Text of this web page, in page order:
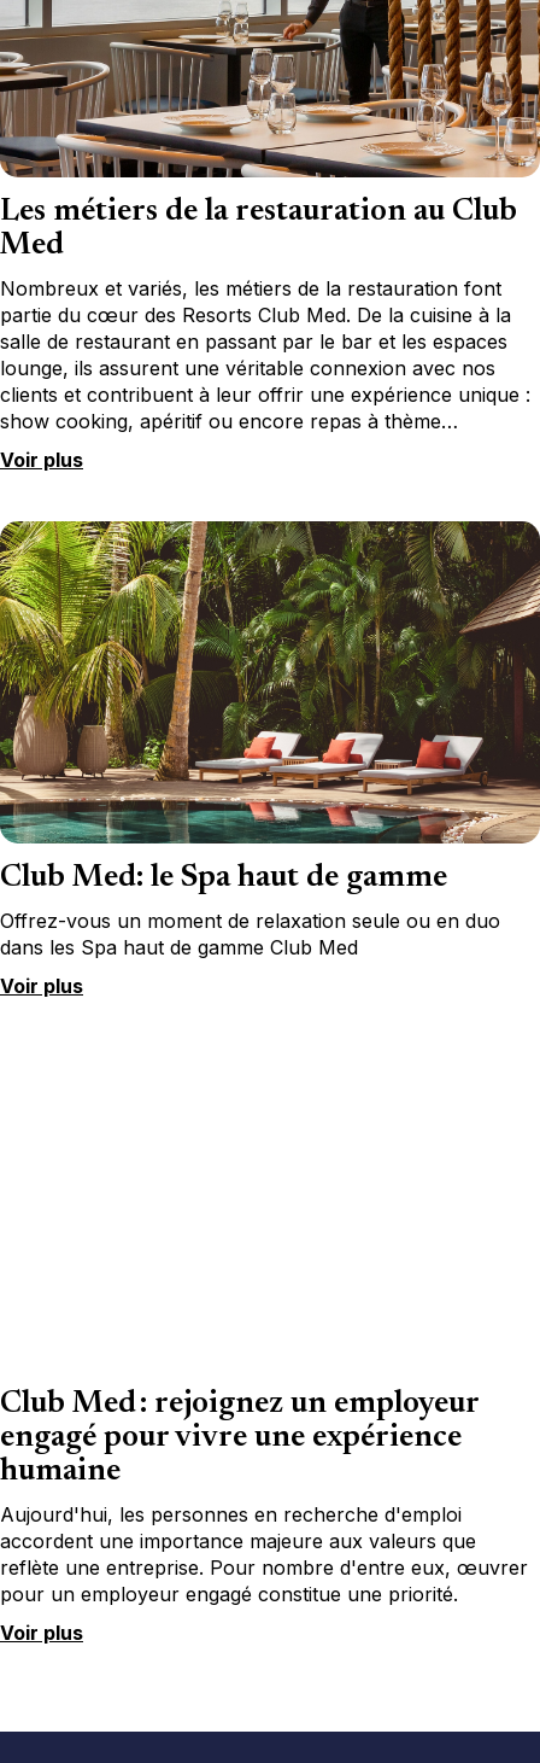
Les métiers de la restauration au Club
Med
Nombreux et variés, les métiers de la restauration font
partie du cœur des Resorts Club Med. De la cuisine à la
salle de restaurant en passant par le bar et les espaces
lounge, ils assurent une véritable connexion avec nos
clients et contribuent à leur offrir une expérience unique :
show cooking, apéritif ou encore repas à thème…
Voir plus
Club Med: le Spa haut de gamme
Offrez-vous un moment de relaxation seule ou en duo
dans les Spa haut de gamme Club Med
Voir plus
Club Med : rejoignez un employeur
engagé pour vivre une expérience
humaine
Aujourd'hui, les personnes en recherche d'emploi
accordent une importance majeure aux valeurs que
reflète une entreprise. Pour nombre d'entre eux, œuvrer
pour un employeur engagé constitue une priorité.
Voir plus